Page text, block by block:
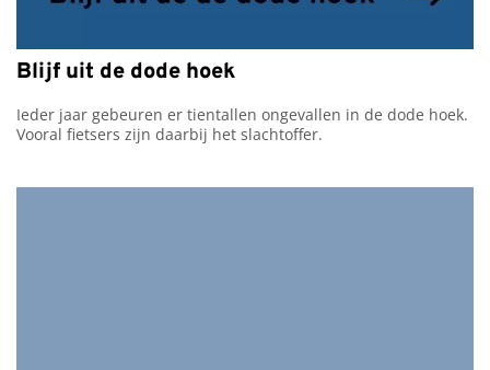
Blijf uit de dode hoek
Ieder jaar gebeuren er tientallen ongevallen in de dode hoek.
Vooral fietsers zijn daarbij het slachtoffer.